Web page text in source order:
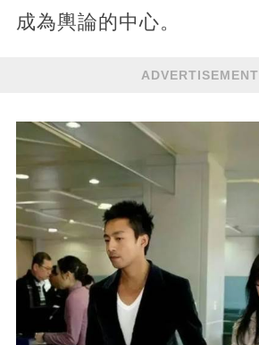
成為輿論的中心。
ADVERTISEMENT